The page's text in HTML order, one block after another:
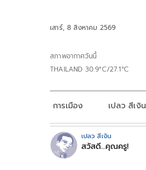
เสาร์, 8 สิงหาคม 2569
สภาพอากาศวันนี้
THAILAND 30.9°C/27.1°C
การเมือง เปลว สีเงิน
เปลว สีเงิน
สวัสดี...คุณครู!